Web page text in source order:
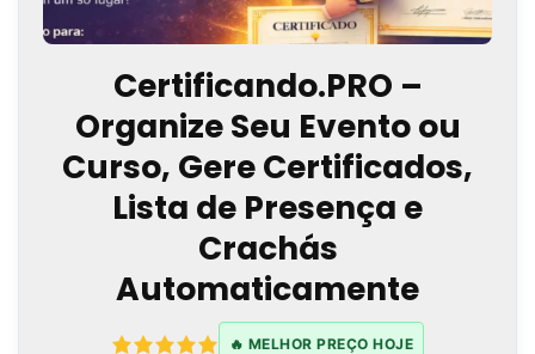
Certificando.PRO –
Organize Seu Evento ou
Curso, Gere Certificados,
Lista de Presença e
Crachás
Automaticamente
🔥 MELHOR PREÇO HOJE